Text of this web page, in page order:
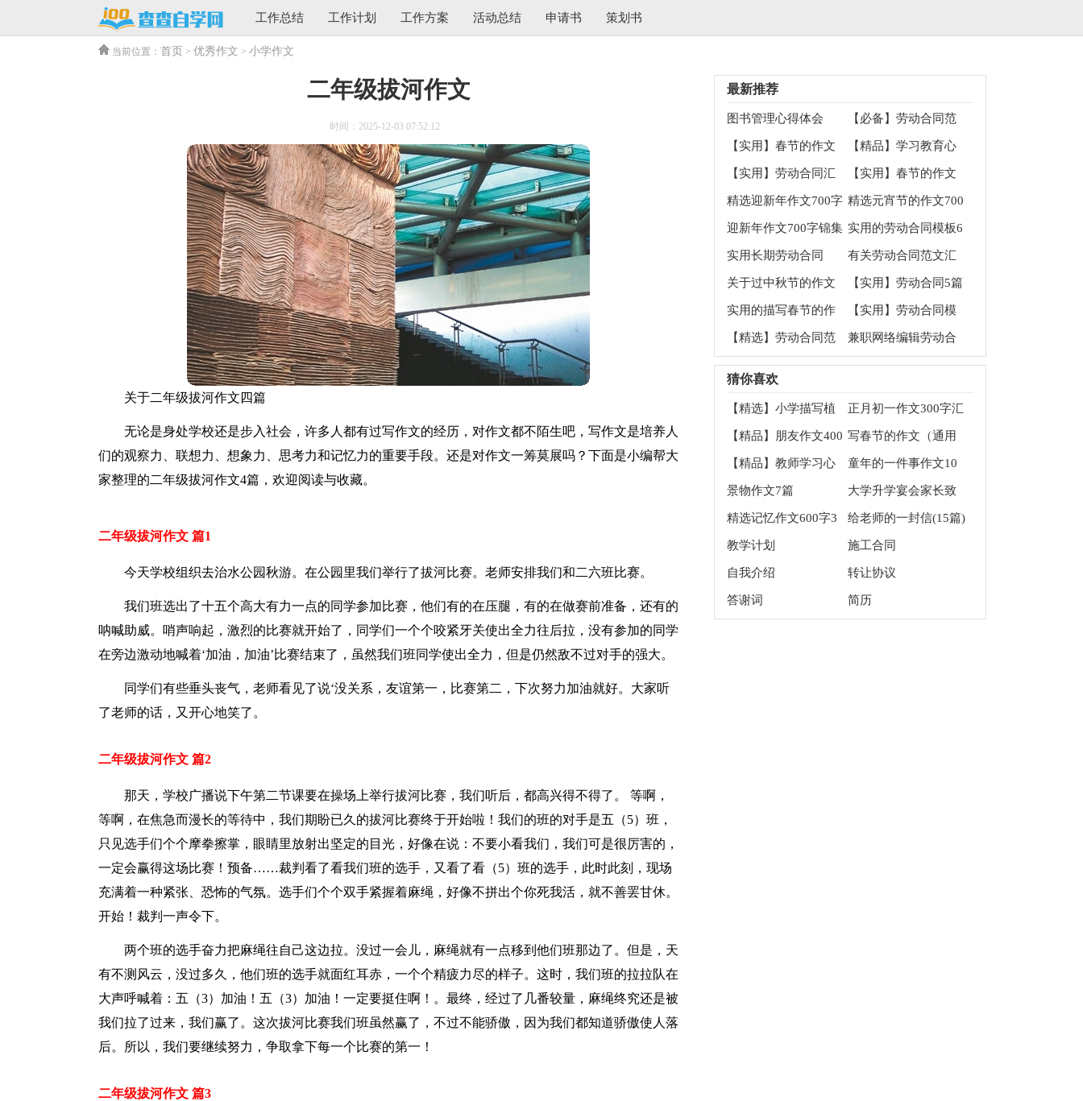
工作总结 工作计划 工作方案 活动总结 申请书 策划书
当前位置： 首页 > 优秀作文 > 小学作文
二年级拔河作文
时间：2025-12-03 07:52:12
关于二年级拔河作文四篇
无论是身处学校还是步入社会，许多人都有过写作文的经历，对作文都不陌生吧，写作文是培养人
们的观察力、联想力、想象力、思考力和记忆力的重要手段。还是对作文一筹莫展吗？下面是小编帮大
家整理的二年级拔河作文4篇，欢迎阅读与收藏。
二年级拔河作文 篇1
今天学校组织去治水公园秋游。在公园里我们举行了拔河比赛。老师安排我们和二六班比赛。
我们班选出了十五个高大有力一点的同学参加比赛，他们有的在压腿，有的在做赛前准备，还有的
呐喊助威。哨声响起，激烈的比赛就开始了，同学们一个个咬紧牙关使出全力往后拉，没有参加的同学
在旁边激动地喊着‘加油，加油’比赛结束了，虽然我们班同学使出全力，但是仍然敌不过对手的强大。
同学们有些垂头丧气，老师看见了说‘没关系，友谊第一，比赛第二，下次努力加油就好。大家听
了老师的话，又开心地笑了。
二年级拔河作文 篇2
那天，学校广播说下午第二节课要在操场上举行拔河比赛，我们听后，都高兴得不得了。 等啊，
等啊，在焦急而漫长的等待中，我们期盼已久的拔河比赛终于开始啦！我们的班的对手是五（5）班，
只见选手们个个摩拳擦掌，眼睛里放射出坚定的目光，好像在说：不要小看我们，我们可是很厉害的，
一定会赢得这场比赛！预备……裁判看了看我们班的选手，又看了看（5）班的选手，此时此刻，现场
充满着一种紧张、恐怖的气氛。选手们个个双手紧握着麻绳，好像不拼出个你死我活，就不善罢甘休。
开始！裁判一声令下。
两个班的选手奋力把麻绳往自己这边拉。没过一会儿，麻绳就有一点移到他们班那边了。但是，天
有不测风云，没过多久，他们班的选手就面红耳赤，一个个精疲力尽的样子。这时，我们班的拉拉队在
大声呼喊着：五（3）加油！五（3）加油！一定要挺住啊！。最终，经过了几番较量，麻绳终究还是被
我们拉了过来，我们赢了。这次拔河比赛我们班虽然赢了，不过不能骄傲，因为我们都知道骄傲使人落
后。所以，我们要继续努力，争取拿下每一个比赛的第一！
二年级拔河作文 篇3
最新推荐
图书管理心得体会
【必备】劳动合同范
文9篇
【实用】春节的作文
600字锦集八篇
【精品】学习教育心
得体会3篇
【实用】劳动合同汇
总八篇
【实用】春节的作文
100字锦集六篇
精选迎新年作文700字
集合9篇
精选元宵节的作文700
字集合10篇
迎新年作文700字锦集
七篇
实用的劳动合同模板6
篇
实用长期劳动合同
有关劳动合同范文汇
总五篇
关于过中秋节的作文
700字集锦六篇
【实用】劳动合同5篇
实用的描写春节的作
文700字4篇
【实用】劳动合同模
板合集八篇
【精选】劳动合同范
兼职网络编辑劳动合
猜你喜欢
【精选】小学描写植
物的作文400字集合6
篇
正月初一作文300字汇
编5篇
【精品】朋友作文400
字锦集八篇
写春节的作文（通用
12篇）
【精品】教师学习心
得体会五篇
童年的一件事作文10
篇
景物作文7篇
大学升学宴会家长致
辞
精选记忆作文600字3
篇
给老师的一封信(15篇)
教学计划 施工合同
自我介绍 转让协议
答谢词 简历